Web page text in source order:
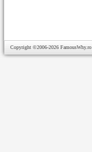
Copyright ©2006-2026 FamousWhy.ro